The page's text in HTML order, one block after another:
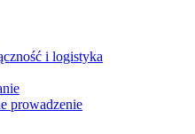
i logistyka
prowadzenie